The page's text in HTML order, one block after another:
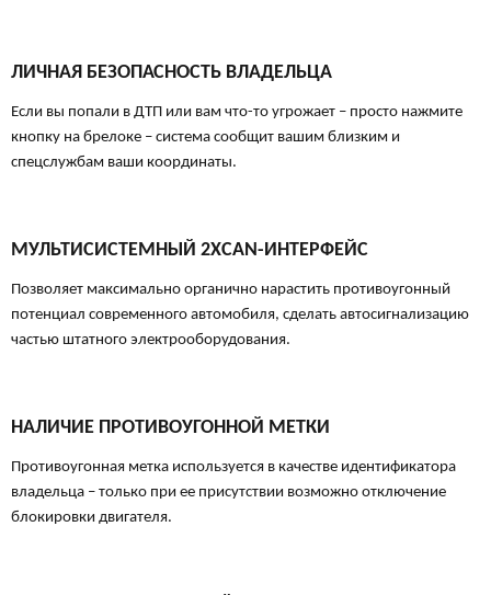
ЛИЧНАЯ БЕЗОПАСНОСТЬ ВЛАДЕЛЬЦА
Если вы попали в ДТП или вам что-то угрожает – просто нажмите
кнопку на брелоке – система сообщит вашим близким и
спецcлужбам ваши координаты.
МУЛЬТИСИСТЕМНЫЙ 2ХCAN-ИНТЕРФЕЙС
Позволяет максимально органично нарастить противоугонный
потенциал современного автомобиля, сделать автосигнализацию
частью штатного электрооборудования.
НАЛИЧИЕ ПРОТИВОУГОННОЙ МЕТКИ
Противоугонная метка используется в качестве идентификатора
владельца – только при ее присутствии возможно отключение
блокировки двигателя.